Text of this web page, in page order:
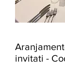
invitati -